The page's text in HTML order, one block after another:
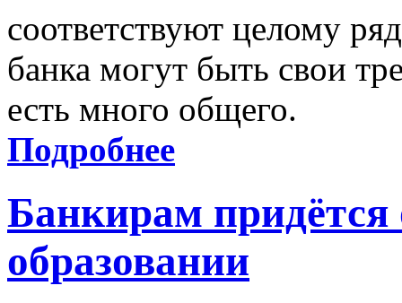
соответствуют целому
банка могут быть свои
есть много общего.
Подробнее
Банкирам придётся
образовании